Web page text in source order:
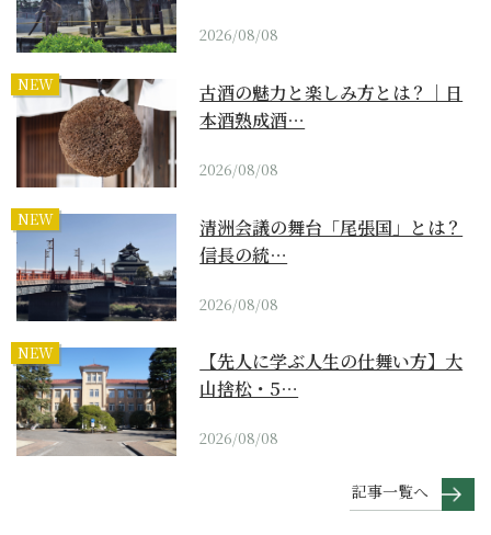
2026/08/08
NEW
古酒の魅力と楽しみ方とは？｜日
本酒熟成酒…
2026/08/08
NEW
清洲会議の舞台「尾張国」とは？
信長の統…
2026/08/08
NEW
【先人に学ぶ人生の仕舞い方】大
山捨松・5…
2026/08/08
記事一覧へ